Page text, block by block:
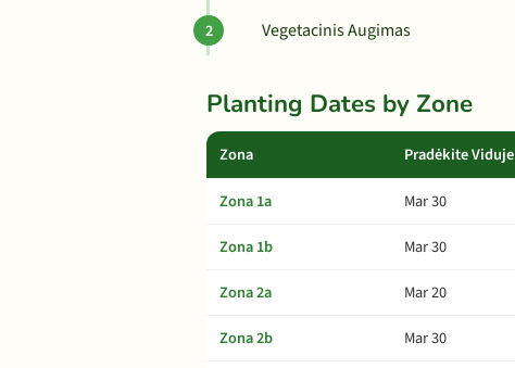
Vegetacinis Augimas
Planting Dates by Zone
Zona Pradėkite Viduje
Zona 1a Mar 30
Zona 1b
Mar 30
Zona 2a
Mar 20
Zona 2b
Mar 30